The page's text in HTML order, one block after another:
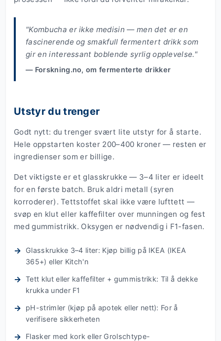
"Kombucha er ikke medisin — men det er en
fascinerende og smakfull fermentert drikk som
gir en interessant boblende syrlig opplevelse."
— Forskning.no, om fermenterte drikker
Utstyr du trenger
Godt nytt: du trenger svært lite utstyr for å starte.
Hele oppstarten koster 200–400 kroner — resten er
ingredienser som er billige.
Det viktigste er et glasskrukke — 3–4 liter er ideelt
for en første batch. Bruk aldri metall (syren
korroderer). Tettstoffet skal ikke være lufttett —
svøp en klut eller kaffefilter over munningen og fest
med gummistrikk. Oksygen er nødvendig i F1-fasen.
Glasskrukke 3–4 liter: Kjøp billig på IKEA (IKEA
365+) eller Kitch'n
Tett klut eller kaffefilter + gummistrikk: Til å dekke
krukka under F1
pH-strimler (kjøp på apotek eller nett): For å
verifisere sikkerheten
Flasker med kork eller Grolschtype-